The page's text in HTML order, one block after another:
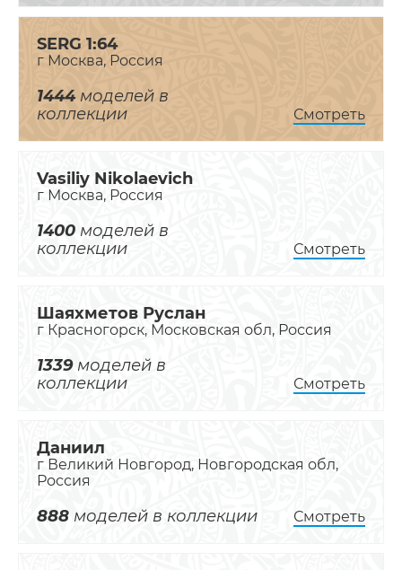
SERG 1:64
г Москва, Россия
1444моделей в
коллекции
Смотреть
Vasiliy Nikolaevich
г Москва, Россия
1400 моделей в
коллекции
Смотреть
Шаяхметов Руслан
г Красногорск, Московская обл, Россия
1339моделей в
коллекции
Смотреть
Даниил
г Великий Новгород, Новгородская обл,
Россия
888 моделей в коллекции Смотреть